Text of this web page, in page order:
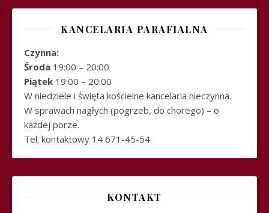
KANCELARIA PARAFIALNA
Czynna:
Środa 19:00 – 20:00
Piątek 19:00 – 20:00
W niedziele i święta kościelne kancelaria nieczynna.
W sprawach nagłych (pogrzeb, do chorego) – o
każdej porze.
Tel. kontaktowy 14 671-45-54
KONTAKT